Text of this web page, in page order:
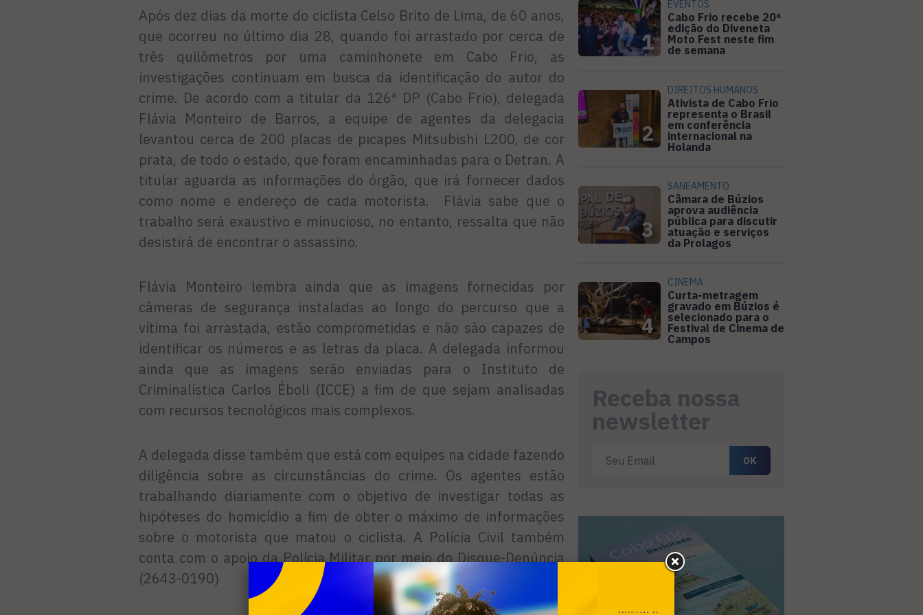
Após dez dias da morte do ciclista Celso Brito de Lima, de 60 anos,
que ocorreu no último dia 28, quando foi arrastado por cerca de
três quilômetros por uma caminhonete em Cabo Frio, as
investigações continuam em busca da identificação do autor do
crime. De acordo com a titular da 126ª DP (Cabo Frio), delegada
Flávia Monteiro de Barros, a equipe de agentes da delegacia
levantou cerca de 200 placas de picapes Mitsubishi L200, de cor
prata, de todo o estado, que foram encaminhadas para o Detran. A
titular aguarda as informações do órgão, que irá fornecer dados
como nome e endereço de cada motorista. Flávia sabe que o
trabalho será exaustivo e minucioso, no entanto, ressalta que não
desistirá de encontrar o assassino.
Flávia Monteiro lembra ainda que as imagens fornecidas por
câmeras de segurança instaladas ao longo do percurso que a
vítima foi arrastada, estão comprometidas e não são capazes de
identificar os números e as letras da placa. A delegada informou
ainda que as imagens serão enviadas para o Instituto de
Criminalística Carlos Éboli (ICCE) a fim de que sejam analisadas
com recursos tecnológicos mais complexos.
A delegada disse também que está com equipes na cidade fazendo
diligência sobre as circunstâncias do crime. Os agentes estão
trabalhando diariamente com o objetivo de investigar todas as
hipóteses do homicídio a fim de obter o máximo de informações
sobre o motorista que matou o ciclista. A Polícia Civil também
conta com o apoio da Polícia Militar por meio do Disque-Denúncia
(2643-0190)
1
EVENTOS
Cabo Frio recebe 20ª
edição do Diveneta
Moto Fest neste fim
de semana
2
DIREITOS HUMANOS
Ativista de Cabo Frio
representa o Brasil
em conferência
internacional na
Holanda
3
SANEAMENTO
Câmara de Búzios
aprova audiência
pública para discutir
atuação e serviços
da Prolagos
4
CINEMA
Curta-metragem
gravado em Búzios é
selecionado para o
Festival de Cinema de
Campos
Receba nossa
newsletter